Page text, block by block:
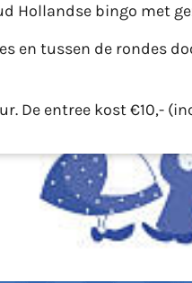
Hollandse bingo met
en tussen de rondes
De entree kost €10,-